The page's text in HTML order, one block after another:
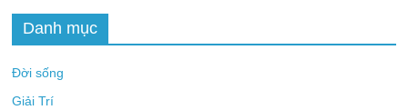
Danh mục
Đời sống
Giải Trí